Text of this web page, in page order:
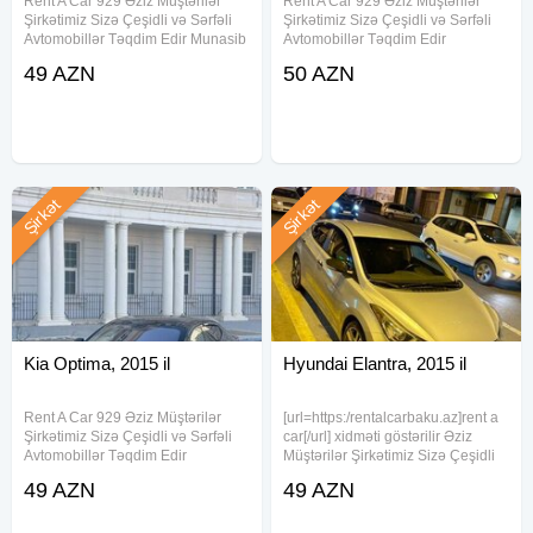
Şirkətimiz Sizə Çeşidli və Sərfəli
Avtomobillər Təqdim Edir Munasib
masin teklif ediriki, Depozit yoxdur,
49 AZN
Şirkətimiz Sizə Çeşidli və Sərfəli
Avtomobillər Təqdim Edir
icareye masin teklif ediriki, Depozit
50 AZN
Kia Optima, 2015 il
Rent A Car 929 Əziz Müştərilər
Şirkətimiz Sizə Çeşidli və Sərfəli
Avtomobillər Təqdim Edir
icareye masin teklif ediriki, Depozit
Şirkət
49 AZN
Hyundai Elantra, 2015 il
[url=https:/rentalcarbaku.az]rent a
car[/url] xidməti göstərilir Əziz
Müştərilər Şirkətimiz Sizə Çeşidli
Edir .Munasib qiymete,
Şirkət
49 AZN